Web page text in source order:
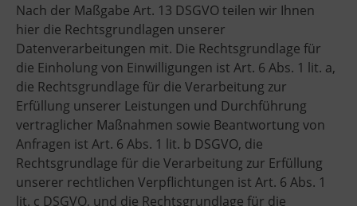
Nach der Maßgabe Art. 13 DSGVO teilen wir Ihnen
hier die Rechtsgrundlagen unserer
Datenverarbeitungen mit. Die Rechtsgrundlage für
die Einholung von Einwilligungen ist Art. 6 Abs. 1 lit. a,
die Rechtsgrundlage für die Verarbeitung zur
Erfüllung unserer Leistungen und Durchführung
vertraglicher Maßnahmen sowie Beantwortung von
Anfragen ist Art. 6 Abs. 1 lit. b DSGVO, die
Rechtsgrundlage für die Verarbeitung zur Erfüllung
unserer rechtlichen Verpflichtungen ist Art. 6 Abs. 1
lit. c DSGVO, und die Rechtsgrundlage für die